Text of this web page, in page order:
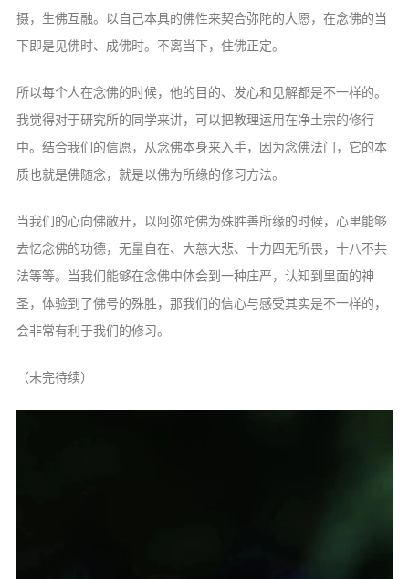
摄，生佛互融。以自己本具的佛性来契合弥陀的大愿，在念佛的当
下即是见佛时、成佛时。不离当下，住佛正定。
所以每个人在念佛的时候，他的目的、发心和见解都是不一样的。
我觉得对于研究所的同学来讲，可以把教理运用在净土宗的修行
中。结合我们的信愿，从念佛本身来入手，因为念佛法门，它的本
质也就是佛随念，就是以佛为所缘的修习方法。
当我们的心向佛敞开，以阿弥陀佛为殊胜善所缘的时候，心里能够
去忆念佛的功德，无量自在、大慈大悲、十力四无所畏，十八不共
法等等。当我们能够在念佛中体会到一种庄严，认知到里面的神
圣，体验到了佛号的殊胜，那我们的信心与感受其实是不一样的，
会非常有利于我们的修习。
（未完待续）